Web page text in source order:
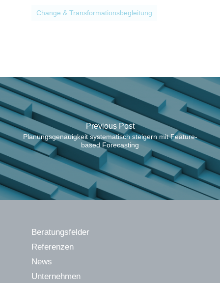
Change & Transformationsbegleitung
Previous Post
Planungsgenauigkeit systematisch steigern mit Feature-
based Forecasting
Beratungsfelder
Referenzen
News
Unternehmen